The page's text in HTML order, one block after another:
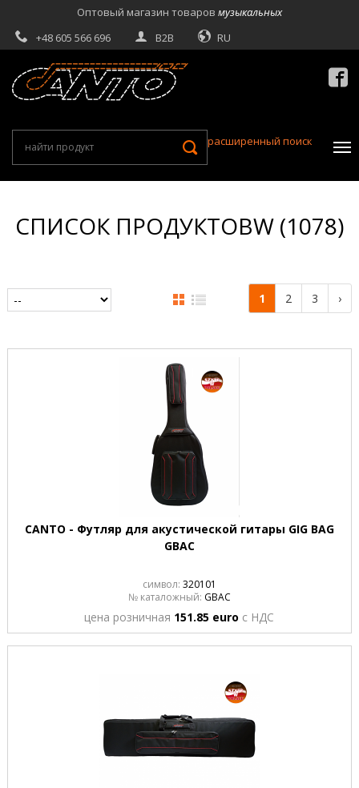
Оптовый магазин товаров музыкальных
+48 605 566 696
B2B RU
расширенный поиск
СПИСОК ПРОДУКТОВW (1078)
1 2 3 ›
CANTO - Футляр для акустической гитары GIG BAG
GBAC
символ: 320101
№ каталожный: GBAC
цена розничная 151.85 euro с НДС
